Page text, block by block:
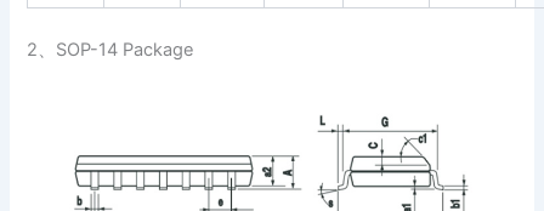
2、SOP-14 Package